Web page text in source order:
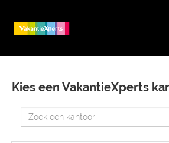
Kies een VakantieXperts